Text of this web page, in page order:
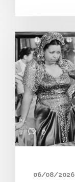
0
06/08/2026